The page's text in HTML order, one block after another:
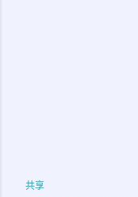
共享